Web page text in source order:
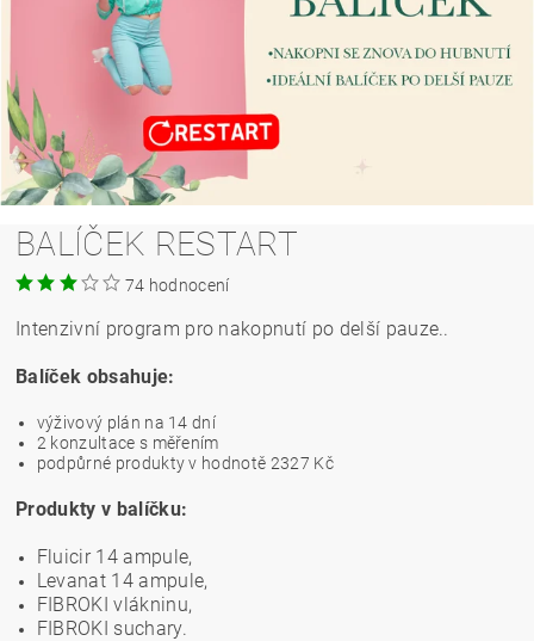
BALÍČEK RESTART
74 hodnocení
Intenzivní program pro nakopnutí po delší pauze..
Balíček obsahuje:
výživový plán na 14 dní
2 konzultace s měřením
podpůrné produkty v hodnotě 2327 Kč
Produkty v balíčku:
Fluicir 14 ampule,
Levanat 14 ampule,
FIBROKI vlákninu,
FIBROKI suchary.